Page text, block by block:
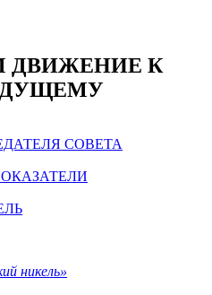
ДВИЖЕНИЕ К
СОВЕТА
никель»